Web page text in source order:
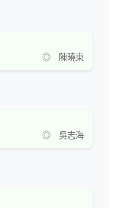
◎ 陳曉東
◎ 吳志海